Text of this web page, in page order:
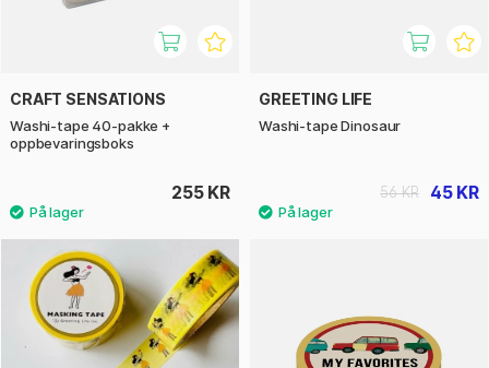
CRAFT SENSATIONS
Washi-tape 40-pakke +
oppbevaringsboks
255 KR
GREETING LIFE
Washi-tape Dinosaur
45 KR
56 KR